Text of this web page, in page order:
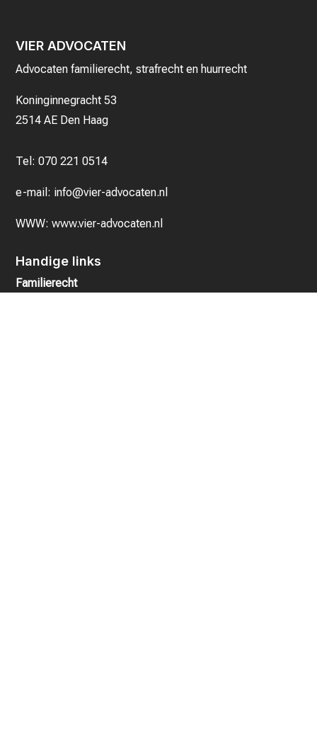
VIER ADVOCATEN
Advocaten familierecht, strafrecht en huurrecht
Koninginnegracht 53
2514 AE Den Haag
Tel:070 221 0514
e-mail: info@vier-advocaten.nl
WWW:www.vier-advocaten.nl
Handige links
Familierecht